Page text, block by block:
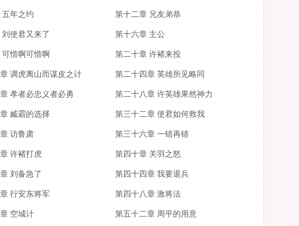
年之约
第十二章 兄友弟恭
使君又来了
第十六章 主公
惜啊可惜啊
第二十章 许褚来投
调虎离山而谋皮之计
第二十四章 英雄所见略同
孝者必忠义者必勇
第二十八章 许英雄果然神力
臧霸的选择
第三十二章 使君如何救我
访鲁肃
第三十六章 一错再错
许褚打虎
第四十章 关羽之怒
刘备急了
第四十四章 我要退兵
行安东将军
第四十八章 激将法
空城计
第五十二章 周平的用意